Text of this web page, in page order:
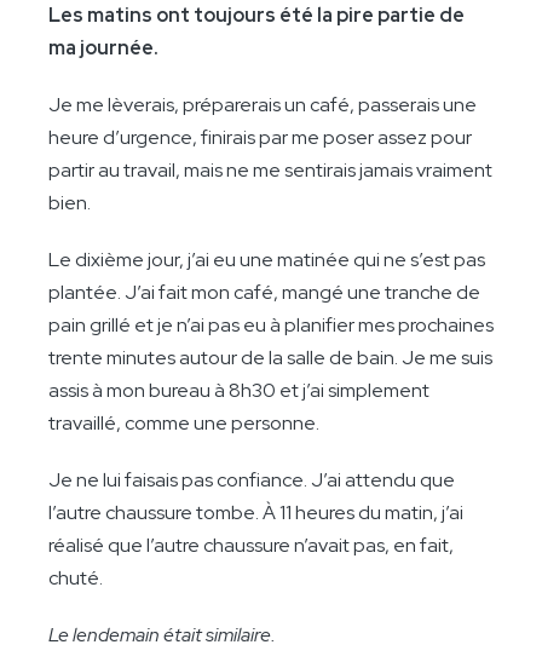
Les matins ont toujours été la pire partie de
ma journée.
Je me lèverais, préparerais un café, passerais une
heure d’urgence, finirais par me poser assez pour
partir au travail, mais ne me sentirais jamais vraiment
bien.
Le dixième jour, j’ai eu une matinée qui ne s’est pas
plantée. J’ai fait mon café, mangé une tranche de
pain grillé et je n’ai pas eu à planifier mes prochaines
trente minutes autour de la salle de bain. Je me suis
assis à mon bureau à 8h30 et j’ai simplement
travaillé, comme une personne.
Je ne lui faisais pas confiance. J’ai attendu que
l’autre chaussure tombe. À 11 heures du matin, j’ai
réalisé que l’autre chaussure n’avait pas, en fait,
chuté.
Le lendemain était similaire.